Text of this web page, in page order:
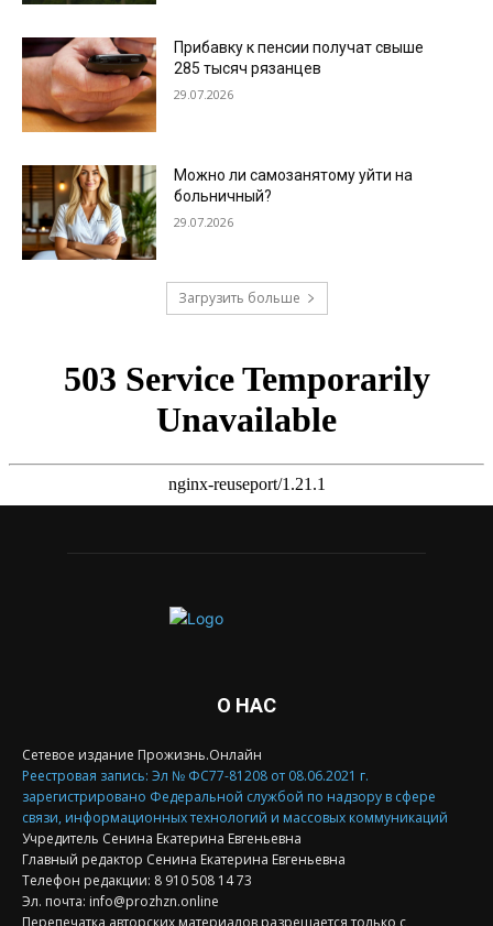
Прибавку к пенсии получат свыше
285 тысяч рязанцев
29.07.2026
Можно ли самозанятому уйти на
больничный?
29.07.2026
Загрузить больше
О НАС
Сетевое издание Прожизнь.Онлайн
Реестровая запись: Эл № ФС77-81208 от 08.06.2021 г.
зарегистрировано Федеральной службой по надзору в сфере
связи, информационных технологий и массовых коммуникаций
Учредитель Сенина Екатерина Евгеньевна
Главный редактор Сенина Екатерина Евгеньевна
Телефон редакции: 8 910 508 14 73
Эл. почта: info@prozhzn.online
Перепечатка авторских материалов разрешается только с